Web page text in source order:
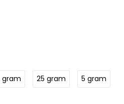
gram 25 gram 5 gram